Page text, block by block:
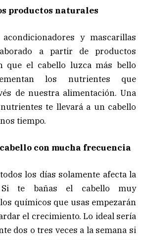
productos naturales
y mascarillas
a partir de productos
que el cabello luzca más bello
los nutrientes que
de nuestra alimentación. Una
te llevará a un cabello
tiempo.
con mucha frecuencia
los días solamente afecta la
Si te bañas el cabello muy
químicos que usas empezarán
el crecimiento. Lo ideal sería
dos o tres veces a la semana si